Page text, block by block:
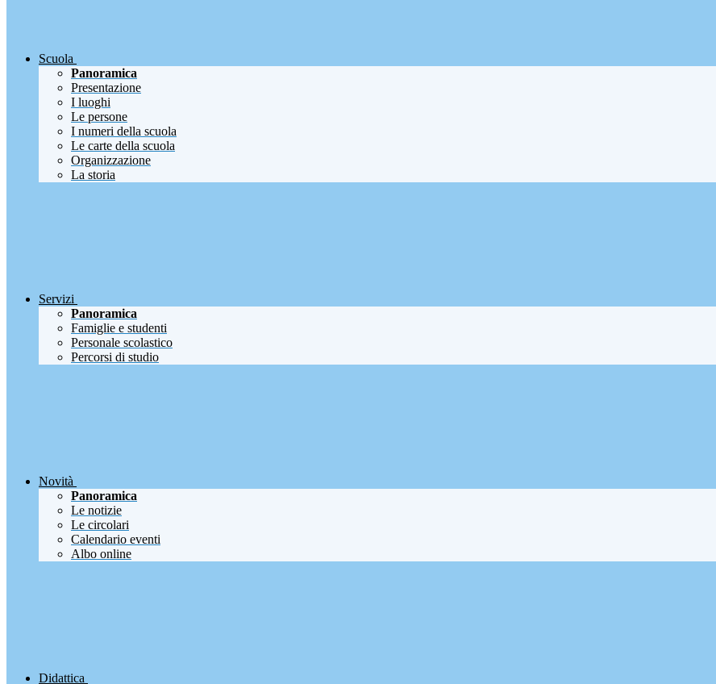
Scuola
Panoramica
Presentazione
I luoghi
Le persone
I numeri della scuola
Le carte della scuola
Organizzazione
La storia
Servizi
Panoramica
Famiglie e studenti
Personale scolastico
Percorsi di studio
Novità
Panoramica
Le notizie
Le circolari
Calendario eventi
Albo online
Didattica